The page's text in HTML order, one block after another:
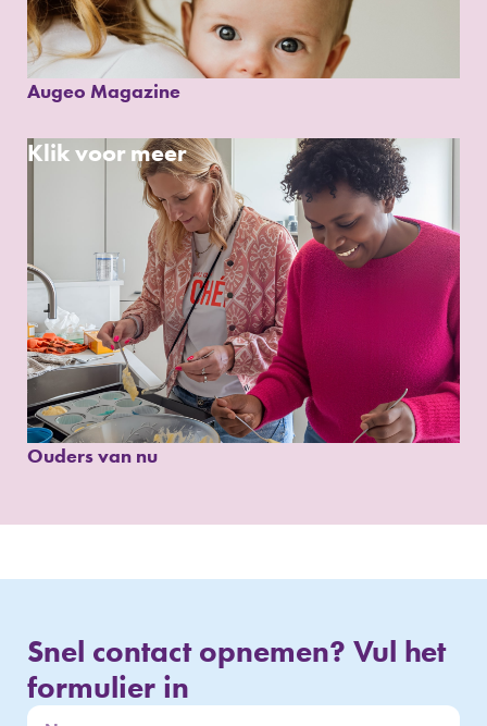
Augeo Magazine
Klik voor meer
Ouders van nu
Snel contact opnemen? Vul het
formulier in